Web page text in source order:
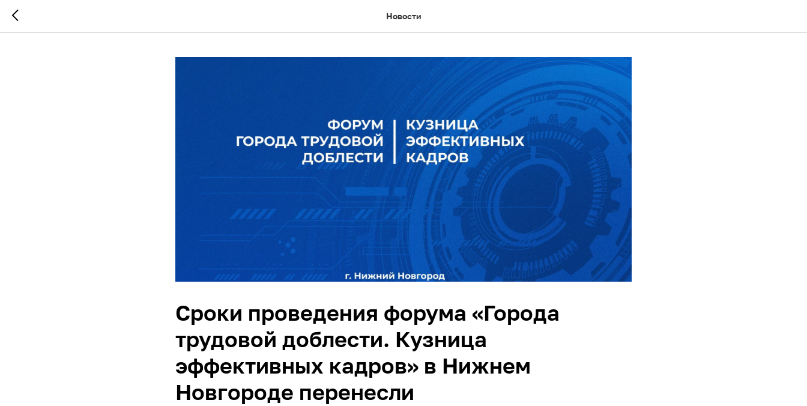
Новости
Сроки проведения форума «Города
трудовой доблести. Кузница
эффективных кадров» в Нижнем
Новгороде перенесли